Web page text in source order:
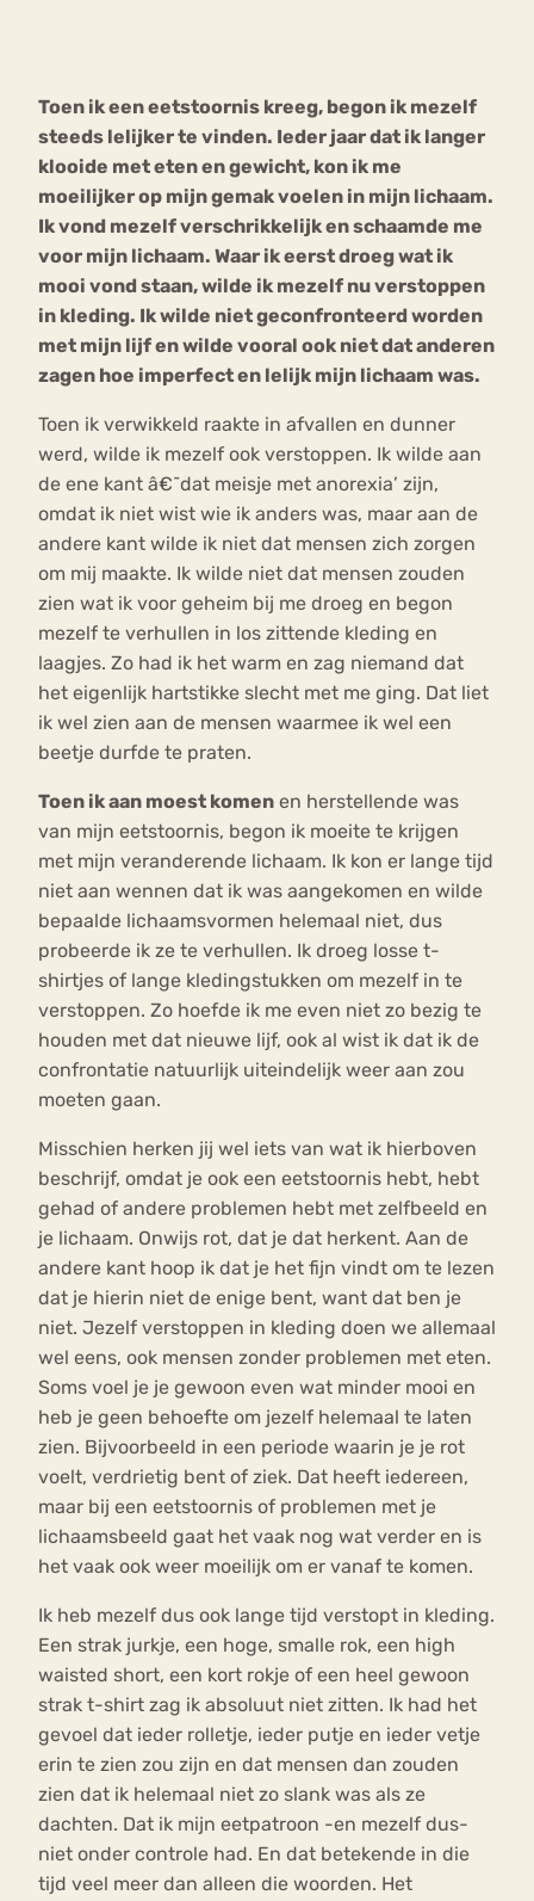
Toen ik een eetstoornis kreeg, begon ik mezelf
steeds lelijker te vinden. Ieder jaar dat ik langer
klooide met eten en gewicht, kon ik me
moeilijker op mijn gemak voelen in mijn lichaam.
Ik vond mezelf verschrikkelijk en schaamde me
voor mijn lichaam. Waar ik eerst droeg wat ik
mooi vond staan, wilde ik mezelf nu verstoppen
in kleding. Ik wilde niet geconfronteerd worden
met mijn lijf en wilde vooral ook niet dat anderen
zagen hoe imperfect en lelijk mijn lichaam was.
Toen ik verwikkeld raakte in afvallen en dunner
werd, wilde ik mezelf ook verstoppen. Ik wilde aan
de ene kant â€˜dat meisje met anorexia’ zijn,
omdat ik niet wist wie ik anders was, maar aan de
andere kant wilde ik niet dat mensen zich zorgen
om mij maakte. Ik wilde niet dat mensen zouden
zien wat ik voor geheim bij me droeg en begon
mezelf te verhullen in los zittende kleding en
laagjes. Zo had ik het warm en zag niemand dat
het eigenlijk hartstikke slecht met me ging. Dat liet
ik wel zien aan de mensen waarmee ik wel een
beetje durfde te praten.
Toen ik aan moest komen en herstellende was
van mijn eetstoornis, begon ik moeite te krijgen
met mijn veranderende lichaam. Ik kon er lange tijd
niet aan wennen dat ik was aangekomen en wilde
bepaalde lichaamsvormen helemaal niet, dus
probeerde ik ze te verhullen. Ik droeg losse t-
shirtjes of lange kledingstukken om mezelf in te
verstoppen. Zo hoefde ik me even niet zo bezig te
houden met dat nieuwe lijf, ook al wist ik dat ik de
confrontatie natuurlijk uiteindelijk weer aan zou
moeten gaan.
Misschien herken jij wel iets van wat ik hierboven
beschrijf, omdat je ook een eetstoornis hebt, hebt
gehad of andere problemen hebt met zelfbeeld en
je lichaam. Onwijs rot, dat je dat herkent. Aan de
andere kant hoop ik dat je het fijn vindt om te lezen
dat je hierin niet de enige bent, want dat ben je
niet. Jezelf verstoppen in kleding doen we allemaal
wel eens, ook mensen zonder problemen met eten.
Soms voel je je gewoon even wat minder mooi en
heb je geen behoefte om jezelf helemaal te laten
zien. Bijvoorbeeld in een periode waarin je je rot
voelt, verdrietig bent of ziek. Dat heeft iedereen,
maar bij een eetstoornis of problemen met je
lichaamsbeeld gaat het vaak nog wat verder en is
het vaak ook weer moeilijk om er vanaf te komen.
Ik heb mezelf dus ook lange tijd verstopt in kleding.
Een strak jurkje, een hoge, smalle rok, een high
waisted short, een kort rokje of een heel gewoon
strak t-shirt zag ik absoluut niet zitten. Ik had het
gevoel dat ieder rolletje, ieder putje en ieder vetje
erin te zien zou zijn en dat mensen dan zouden
zien dat ik helemaal niet zo slank was als ze
dachten. Dat ik mijn eetpatroon -en mezelf dus-
niet onder controle had. En dat betekende in die
tijd veel meer dan alleen die woorden. Het
Forum
mia
Nerv
osa
Eetstoornis Anorexia Nervosa
Eetbuien Piekeren Sport
Trauma
Orthorexia
Afvallen Angst